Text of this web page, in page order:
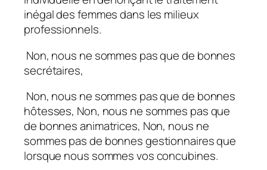
inégal des femmes dans les milieux
professionnels.
Non, nous ne sommes pas que de bonnes
secrétaires,
Non, nous ne sommes pas que de bonnes
hôtesses, Non, nous ne sommes pas que
de bonnes animatrices, Non, nous ne
sommes pas de bonnes gestionnaires que
lorsque nous sommes vos concubines.